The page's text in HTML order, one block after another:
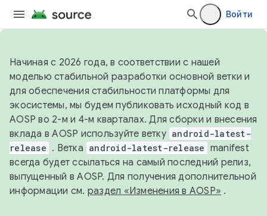
Войти
Начиная с 2026 года, в соответствии с нашей
моделью стабильной разработки основной ветки и
для обеспечения стабильности платформы для
экосистемы, мы будем публиковать исходный код в
AOSP во 2-м и 4-м кварталах. Для сборки и внесения
вклада в AOSP используйте ветку android-latest-
release . Ветка android-latest-release manifest
всегда будет ссылаться на самый последний релиз,
выпущенный в AOSP. Для получения дополнительной
информации см. раздел «Изменения в AOSP» .